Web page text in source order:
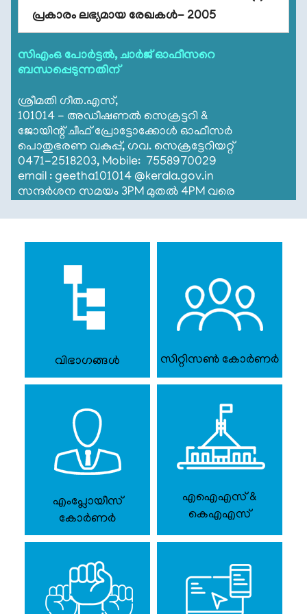
നിയമം
കേരള
ചരിത്രം
കെട്ടിടം
സംസ്ഥാന
ചിഹ്നത്തിന്റെ
ചരിത്രം
ടെലിഫോണ്‍
ഡയറക്ടറി
സിറ്റിസൺ
കോർണർ
ഉത്തരവുകള്‍
സര്‍ക്കാര്‍
സര്‍ക്കാര്‍
മുഖ്യമന്ത്രിക്കുള്ള
സന്ദര്‍ശക
സഹായ
കേന്ദ്രം
ഓണ്‍ലൈന്‍
ഗസ്റ്റ്
ഹൗസ്
റീഇമ്പേഴ്സ്മെന്റ് അപേക്ഷകൾ സമർപ്പിക്കുന്നത്
സംബന്ധിച്ച നിർദേശങ്ങൾ
View all
പ്രകാരം ലഭ്യമായ രേഖകൾ- 2005
സിഎംഒ പോർട്ടൽ, ചാർജ് ഓഫീസറെ
ബന്ധപ്പെടുന്നതിന്
ശ്രീമതി ഗീത.എസ്,
101014 - അഡീഷണൽ സെക്രട്ടറി &
ജോയിന്റ് ചീഫ് പ്രോട്ടോക്കോൾ ഓഫീസർ
പൊതുഭരണ വകുപ്പ്, ഗവ. സെക്രട്ടേറിയറ്റ്
0471-2518203, Mobile: 7558970029
email : geetha101014 @kerala.gov.in
സന്ദർശന സമയം 3PM മുതൽ 4PM വരെ
വിഭാഗങ്ങൾ സിറ്റിസൺ കോർണർ
എംപ്ലോയീസ്
കോർണർ
എഐഎസ് &
കെഎഎസ്